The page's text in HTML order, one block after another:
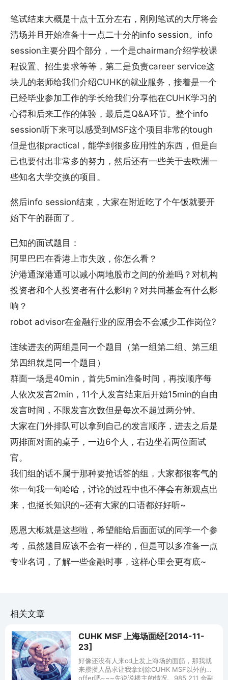
笔试结束大概是十点十五分左右，刚刚笔试的大厅将会
清场并且开始准备十一点二十分的info session。info
session主要分四个部分，一个是chairman介绍学校课
程设置、招生要求等等，第二是负责career service这
块儿的老师给我们介绍CUHK的就业服务，接着是一个
已经毕业参加工作的学长给我们分享他在CUHK学习的
心得和后来工作的体验，最后是Q&A环节。整个info
session听下来可以感受到MSF这个项目非常的tough
但是也很practical，能学到很多应用性的东西，但是自
己也要付出非常多的努力，然后还有一些关于去欧洲一
些知名大学交换的项目。
然后info session结束，大家在附近吃了个午饭就要开
始下午的群面了。
已知的面试题目：
阿里巴巴在香港上市失败，你怎么看？
沪港通深港通可以减小两地股市之间的价差吗？对机构
投资者和个人投资者有什么影响？对共同基金有什么影
响？
robot advisor在金融行业的应用会不会减少工作岗位?
连续进去的两组是同一个题目（第一组第二组、第三组
第四组就是同一个题目）
群面一场是40min，首先5min准备时间，再按顺序每
人依次发言2min，11个人发言结束后开始15min的自由
发言时间，不限发言次数但是每次不超过两分钟。
大家在门外排队可以拿到自己的发言顺序，进去之后是
两排面对面的桌子，一边6个人，右边坐着两位面试
官。
我们组的话不属于那种要抢话答的组，大家都很客气的
你一句我一句哈哈，讨论的过程中也不停会有新观点出
来，也挺长知识的~还有大家的口语都好好听~
恩恩大概就是这些啦，希望能给后面面试的同学一个参
考，虽然题目应该不会有一样的，但是可以多准备一点
专业名词，了解一些金融时事，这样心里会更有底~
相关文章
CUHK MSF 上海场面经[2014-11-
23]
好像还没有人来cd上发上海场的面筋，那我就
来攒攒人品求让我拿到除CUHK MSF以外的
offer吧~~~先说说楼主的情况。985 211 金融